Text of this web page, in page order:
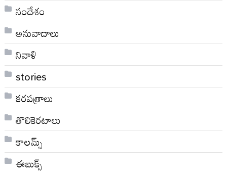
సందేశం
అనువాదాలు
నివాళి
stories
కరపత్రాలు
తొలికెరటాలు
కాలమ్స్
ఈబుక్స్